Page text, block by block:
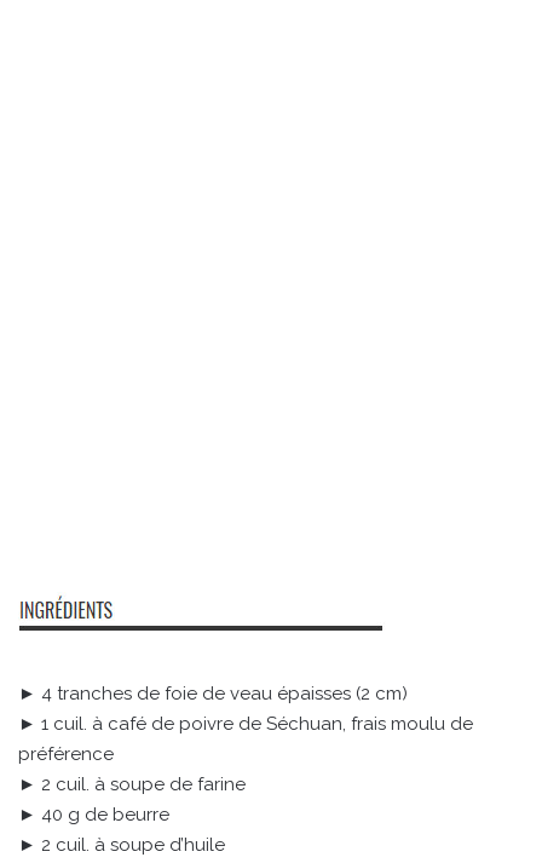
► 4 tranches de foie de veau épaisses (2 cm)
► 1 cuil. à café de poivre de Séchuan, frais moulu de
préférence
► 2 cuil. à soupe de farine
► 40 g de beurre
► 2 cuil. à soupe d’huile